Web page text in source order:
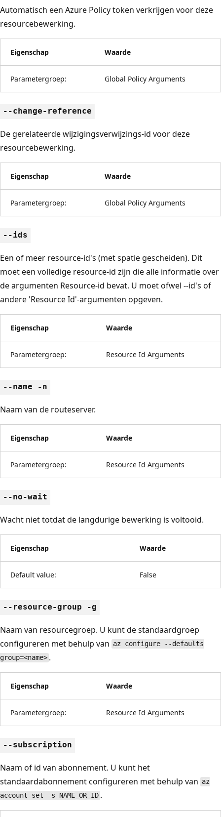
Automatisch een Azure Policy token verkrijgen voor deze
resourcebewerking.
Eigenschap Waarde
Parametergroep: Global Policy Arguments
--change-reference
De gerelateerde wijzigingsverwijzings-id voor deze
resourcebewerking.
Eigenschap Waarde
Parametergroep: Global Policy Arguments
--ids
Een of meer resource-id's (met spatie gescheiden). Dit
moet een volledige resource-id zijn die alle informatie over
de argumenten Resource-id bevat. U moet ofwel --id's of
andere 'Resource Id'-argumenten opgeven.
Eigenschap Waarde
Parametergroep: Resource Id Arguments
--name -n
Naam van de routeserver.
Eigenschap Waarde
Parametergroep: Resource Id Arguments
--no-wait
Wacht niet totdat de langdurige bewerking is voltooid.
Eigenschap Waarde
Default value: False
--resource-group -g
Naam van resourcegroep. U kunt de standaardgroep
configureren met behulp van az configure --defaults
group=<name> .
Eigenschap Waarde
Parametergroep: Resource Id Arguments
--subscription
Naam of id van abonnement. U kunt het
standaardabonnement configureren met behulp van az
account set -s NAME_OR_ID .